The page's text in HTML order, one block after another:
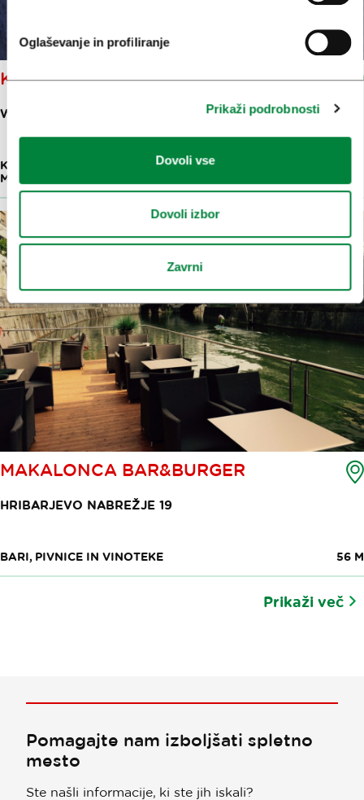
Oglaševanje in profiliranje
Prikaži podrobnosti
Dovoli vse
Dovoli izbor
Zavrni
KAVARNA ZVEZDA
WOLFOVA 14
KAVARNE, SLAŠČIČARNE IN FINE
MESTNE PEKARNE
MAKALONCA BAR&BURGER
HRIBARJEVO NABREŽJE 19
BARI, PIVNICE IN VINOTEKE 56 M
Prikaži več
Pomagajte nam izboljšati spletno
mesto
Ste našli informacije, ki ste jih iskali?